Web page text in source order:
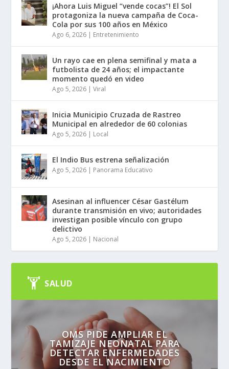
¡Ahora Luis Miguel “vende cocas”! El Sol
protagoniza la nueva campaña de Coca-
Cola por sus 100 años en México
Ago 6, 2026 | Entretenimiento
Un rayo cae en plena semifinal y mata a
futbolista de 24 años; el impactante
momento quedó en video
Ago 5, 2026 |Viral
Inicia Municipio Cruzada de Rastreo
Municipal en alrededor de 60 colonias
Ago 5, 2026 | Local
El Indio Bus estrena señalización
Ago 5, 2026 | Panorama Educativo
Asesinan al influencer César Gastélum
durante transmisión en vivo; autoridades
investigan posible vínculo con grupo
delictivo
Ago 5, 2026 | Nacional
SALUD
OMS PIDE AMPLIAR EL
TAMIZAJE NEONATAL PARA
DETECTAR ENFERMEDADES
DESDE EL NACIMIENTO